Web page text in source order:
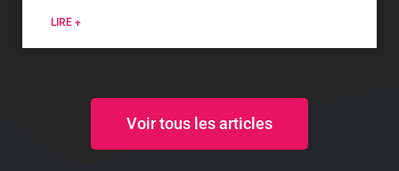
LIRE +
Voir tous les articles